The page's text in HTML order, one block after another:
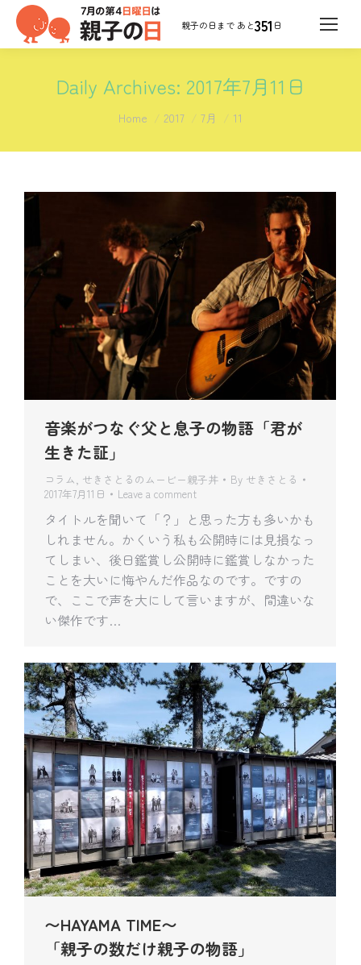
351 日
Daily Archives: 2017年7月11日
You are here:
Home 2017 7月 11
音楽がつなぐ父と息子の物語「君が
生きた証」
コラム せきさとるのムービー親子丼 By せきさとる
2017年7月11日
Leave a comment
タイトルを聞いて「？」と思った方も多いかも
しれません。かくいう私も公開時には見損なっ
てしまい、後日鑑賞し公開時に鑑賞しなかった
ことを大いに悔やんだ作品なのです。ですの
で、ここで声を大にして言いますが、間違いな
い傑作です…
〜HAYAMA TIME〜
「親子の数だけ親子の物語」